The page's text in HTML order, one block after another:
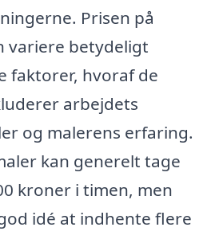
Prisen på
variere betydeligt
faktorer, hvoraf de
arbejdets
og malerens erfaring.
kan generelt tage
kroner i timen, men
idé at indhente flere